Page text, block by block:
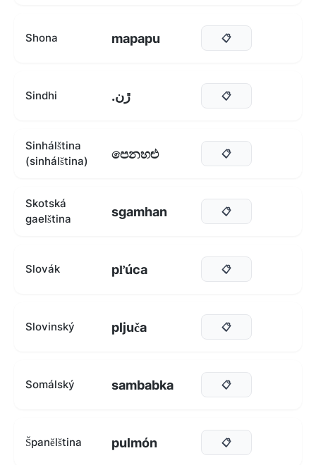
Shona mapapu 📋
Sindhi .ڙن 📋
Sinhálština
(sinhálština)
පෙනහළු 📋
Skotská
gaelština
sgamhan 📋
Slovák pľúca 📋
Slovinský pljuča 📋
Somálský sambabka 📋
Španělština pulmón 📋